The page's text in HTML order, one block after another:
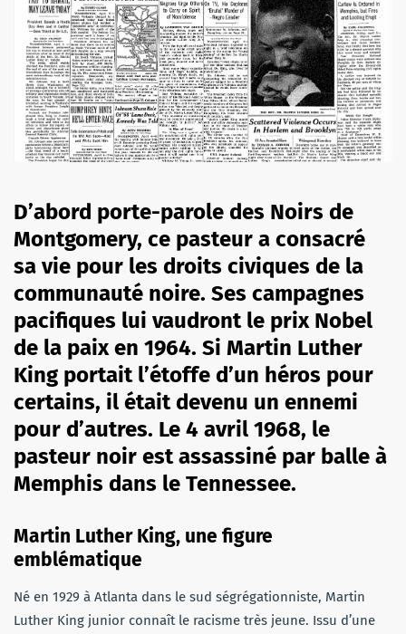
D’abord porte-parole des Noirs de
Montgomery, ce pasteur a consacré
sa vie pour les droits civiques de la
communauté noire. Ses campagnes
pacifiques lui vaudront le prix Nobel
de la paix en 1964. Si Martin Luther
King portait l’étoffe d’un héros pour
certains, il était devenu un ennemi
pour d’autres. Le 4 avril 1968, le
pasteur noir est assassiné par balle à
Memphis dans le Tennessee.
Martin Luther King, une figure
emblématique
Né en 1929 à Atlanta dans le sud ségrégationniste, Martin
Luther King junior connaît le racisme très jeune. Issu d’une